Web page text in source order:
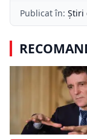
Publicat în: Știri